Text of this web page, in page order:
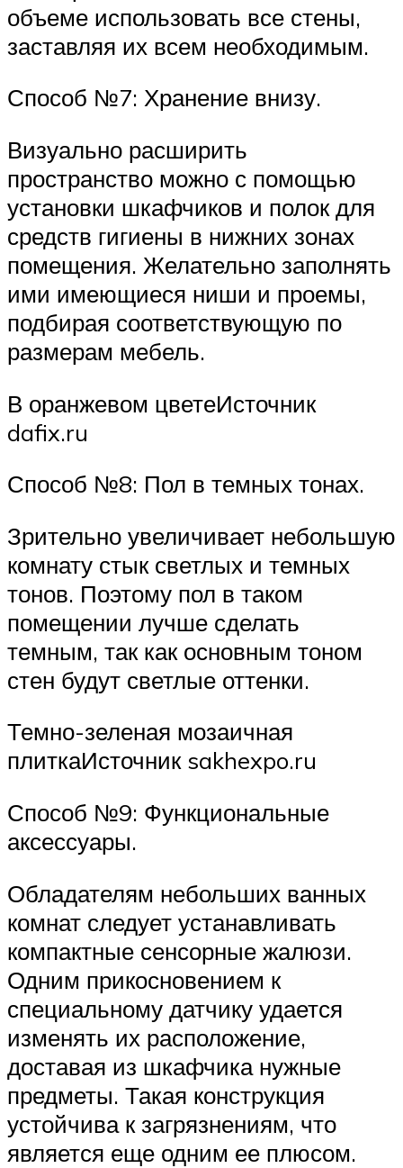
объеме использовать все стены,
заставляя их всем необходимым.
Способ №7: Хранение внизу.
Визуально расширить
пространство можно с помощью
установки шкафчиков и полок для
средств гигиены в нижних зонах
помещения. Желательно заполнять
ими имеющиеся ниши и проемы,
подбирая соответствующую по
размерам мебель.
В оранжевом цветеИсточник
dafix.ru
Способ №8: Пол в темных тонах.
Зрительно увеличивает небольшую
комнату стык светлых и темных
тонов. Поэтому пол в таком
помещении лучше сделать
темным, так как основным тоном
стен будут светлые оттенки.
Темно-зеленая мозаичная
плиткаИсточник sakhexpo.ru
Способ №9: Функциональные
аксессуары.
Обладателям небольших ванных
комнат следует устанавливать
компактные сенсорные жалюзи.
Одним прикосновением к
специальному датчику удается
изменять их расположение,
доставая из шкафчика нужные
предметы. Такая конструкция
устойчива к загрязнениям, что
является еще одним ее плюсом.